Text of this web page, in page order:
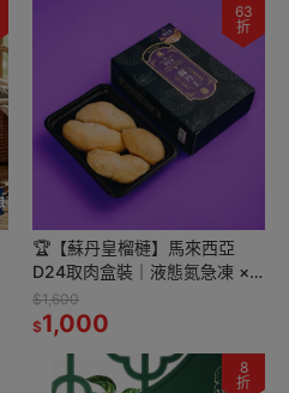
63
折
🏆【蘇丹皇榴槤】馬來西亞
D24取肉盒裝｜液態氮急凍 ×
老樹果肉 × 巧克力風味🍫
400g/盒・冷凍宅配到府
$1,600
$1,000
8
折